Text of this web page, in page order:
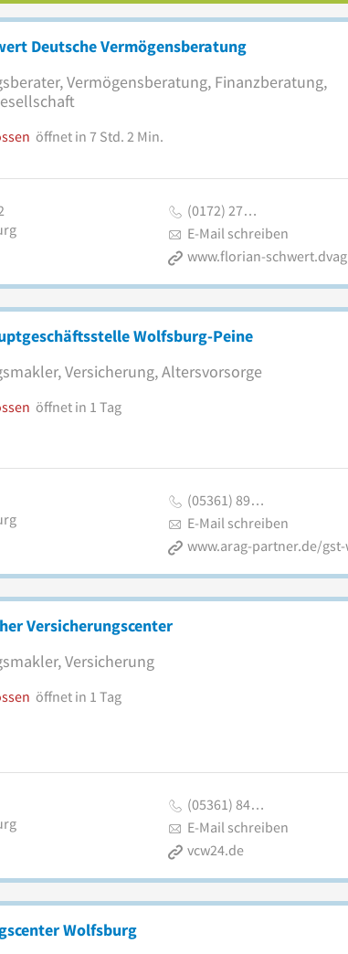
Deutsche Vermögensberatung
Vermögensberatung, Finanzberatung,
öffnet in 7 Std. 2 Min.
(0172) 27…
E-Mail schreiben
www.florian-schwert.dvag
Wolfsburg-Peine
Versicherung, Altersvorsorge
öffnet in 1 Tag
(05361) 89…
E-Mail schreiben
Versicherungscenter
Versicherung
öffnet in 1 Tag
(05361) 84…
E-Mail schreiben
vcw24.de
Wolfsburg